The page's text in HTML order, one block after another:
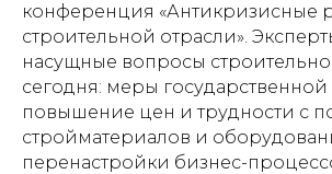
конференция «Антикризисные
строительной отрасли».
насущные вопросы
сегодня: меры
повышение цен и трудности с
стройматериалов и
перенастройки бизнес-